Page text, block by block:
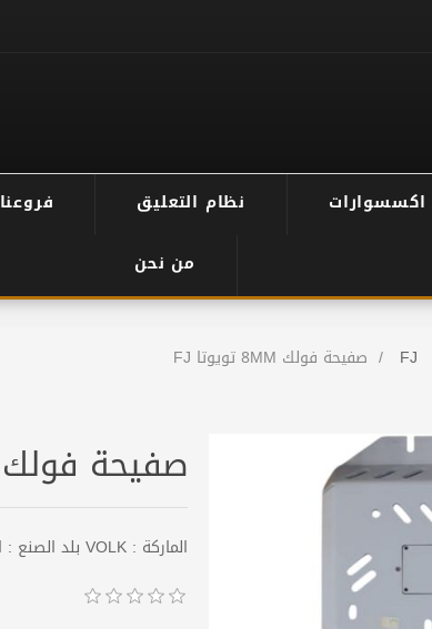
اكسسوارات نظام التعليق فروعنا
من نحن
FJ
/ صفيحة فولك 8MM تويوتا FJ
صفيحة فولك 8MM تويوتا FJ
الماركة : VOLK بلد الصنع : الأمارات العدد : قطعتين - اللون : فضي